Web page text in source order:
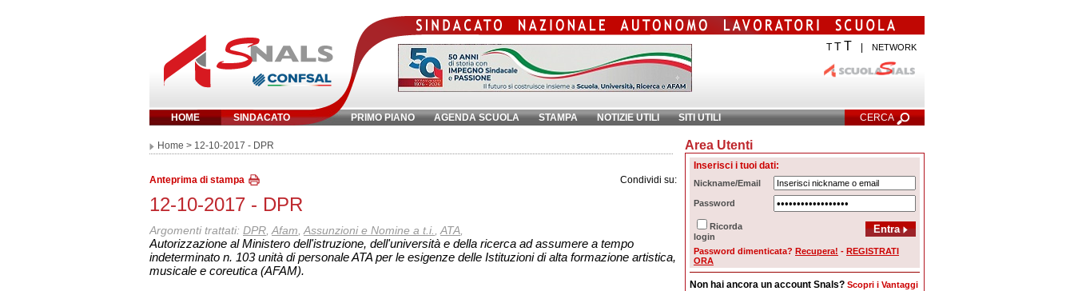
T TT NETWORK
HOME SINDACATO PRIMO PIANO AGENDA SCUOLA STAMPA NOTIZIE UTILI SITI UTILI CERCA
Ricerca Avanzata
Home > 12-10-2017 - DPR
Anteprima di stampa Condividi su:
12-10-2017 - DPR
Argomenti trattati: DPR Afam Assunzioni e Nomine a t.i. ATA
Autorizzazione al Ministero dell'istruzione, dell'università e della ricerca ad assumere a tempo
indeterminato n. 103 unità di personale ATA per le esigenze delle Istituzioni di alta formazione artistica,
musicale e coreutica (AFAM).
Area Utenti
Inserisci i tuoi dati:
Nickname/Email
Password
Ricorda
login
Password dimenticata? Recupera! - REGISTRATI
ORA
Non hai ancora un account Snals? Scopri i Vantaggi